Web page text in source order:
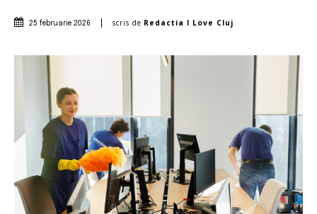
25 februarie 2026 scris de Redactia I Love Cluj